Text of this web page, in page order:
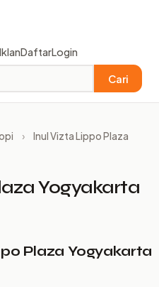
DaftarLogin
Cari
›
Inul Vizta Lippo Plaza
Yogyakarta
Plaza Yogyakarta